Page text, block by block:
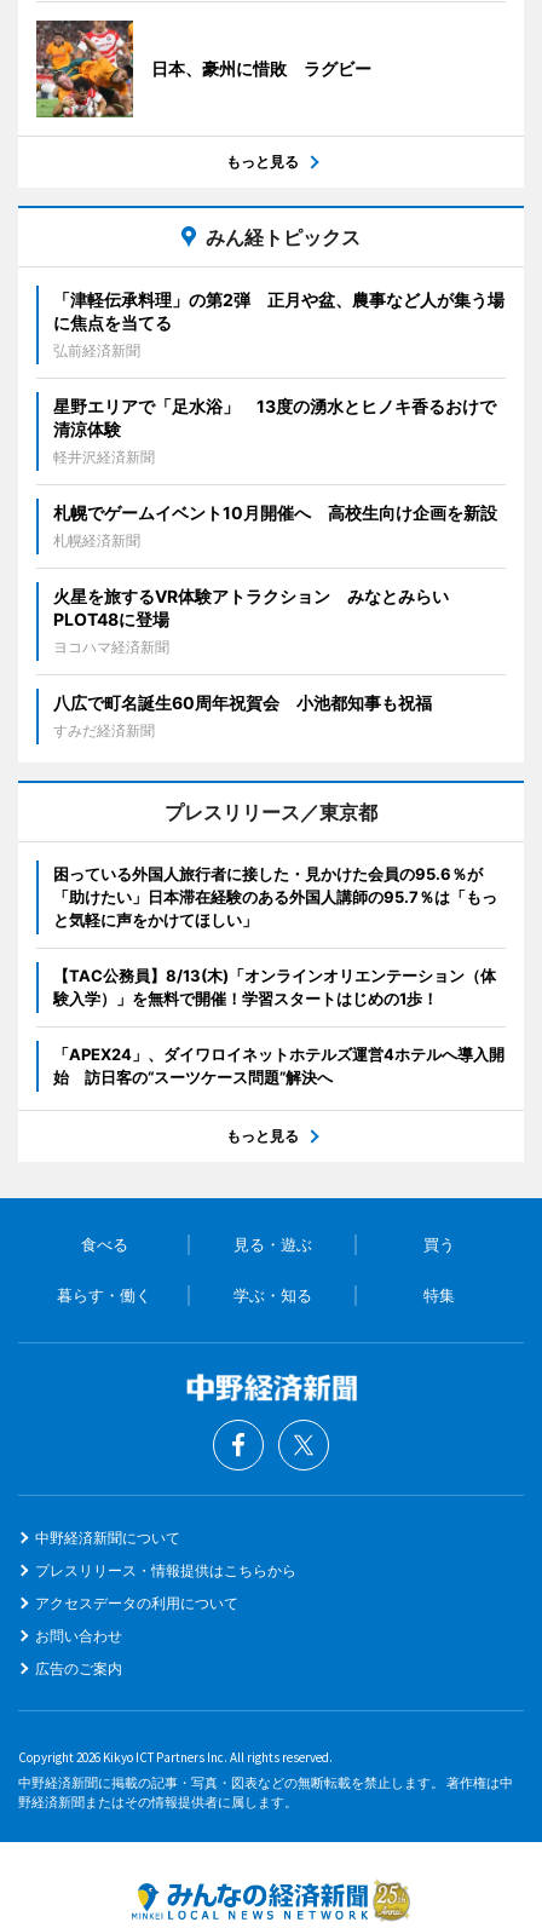
日本、豪州に惜敗 ラグビー
もっと見る
みん経トピックス
「津軽伝承料理」の第2弾 正月や盆、農事など人が集う場
に焦点を当てる
弘前経済新聞
星野エリアで「足水浴」 13度の湧水とヒノキ香るおけで
清涼体験
軽井沢経済新聞
札幌でゲームイベント10月開催へ 高校生向け企画を新設
札幌経済新聞
火星を旅するVR体験アトラクション みなとみらい
PLOT48に登場
ヨコハマ経済新聞
八広で町名誕生60周年祝賀会 小池都知事も祝福
すみだ経済新聞
プレスリリース／東京都
困っている外国人旅行者に接した・見かけた会員の95.6％が
「助けたい」日本滞在経験のある外国人講師の95.7％は「もっ
と気軽に声をかけてほしい」
【TAC公務員】8/13(木)「オンラインオリエンテーション（体
験入学）」を無料で開催！学習スタートはじめの1歩！
「APEX24」、ダイワロイネットホテルズ運営4ホテルへ導入開
始 訪日客の“スーツケース問題”解決へ
もっと見る
食べる 見る・遊ぶ 買う
暮らす・働く 学ぶ・知る 特集
中野経済新聞について
プレスリリース・情報提供はこちらから
アクセスデータの利用について
お問い合わせ
広告のご案内
Copyright 2026 Kikyo ICT Partners Inc. All rights reserved.
中野経済新聞に掲載の記事・写真・図表などの無断転載を禁止します。 著作権は中
野経済新聞またはその情報提供者に属します。